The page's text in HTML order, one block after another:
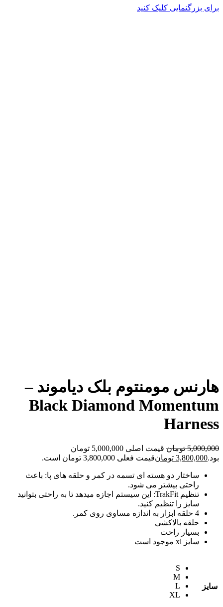
برای بزرگنمایی کلیک کنید
هارنس مومنتوم بلک دیاموند –
Black Diamond Momentum
Harness
5,000,000 تومان
قیمت اصلی 5,000,000 تومان
بود.3,800,000 تومانقیمت فعلی 3,800,000 تومان است.
ساختار دو هسته ای تسمه در کمر و حلقه های پا: باعث
راحتی بیشتر می شود.
تنظیم TrakFit: این سیستم اجازه میدهد تا به راحتی بتوانید
سایز را تنظیم کنید.
4 حلقه ابزار به اندازه مساوی روی کمر.
حلقه بالاکشی
بسیار راحت
سایز xl موجود است
سایز
S
M
L
XL